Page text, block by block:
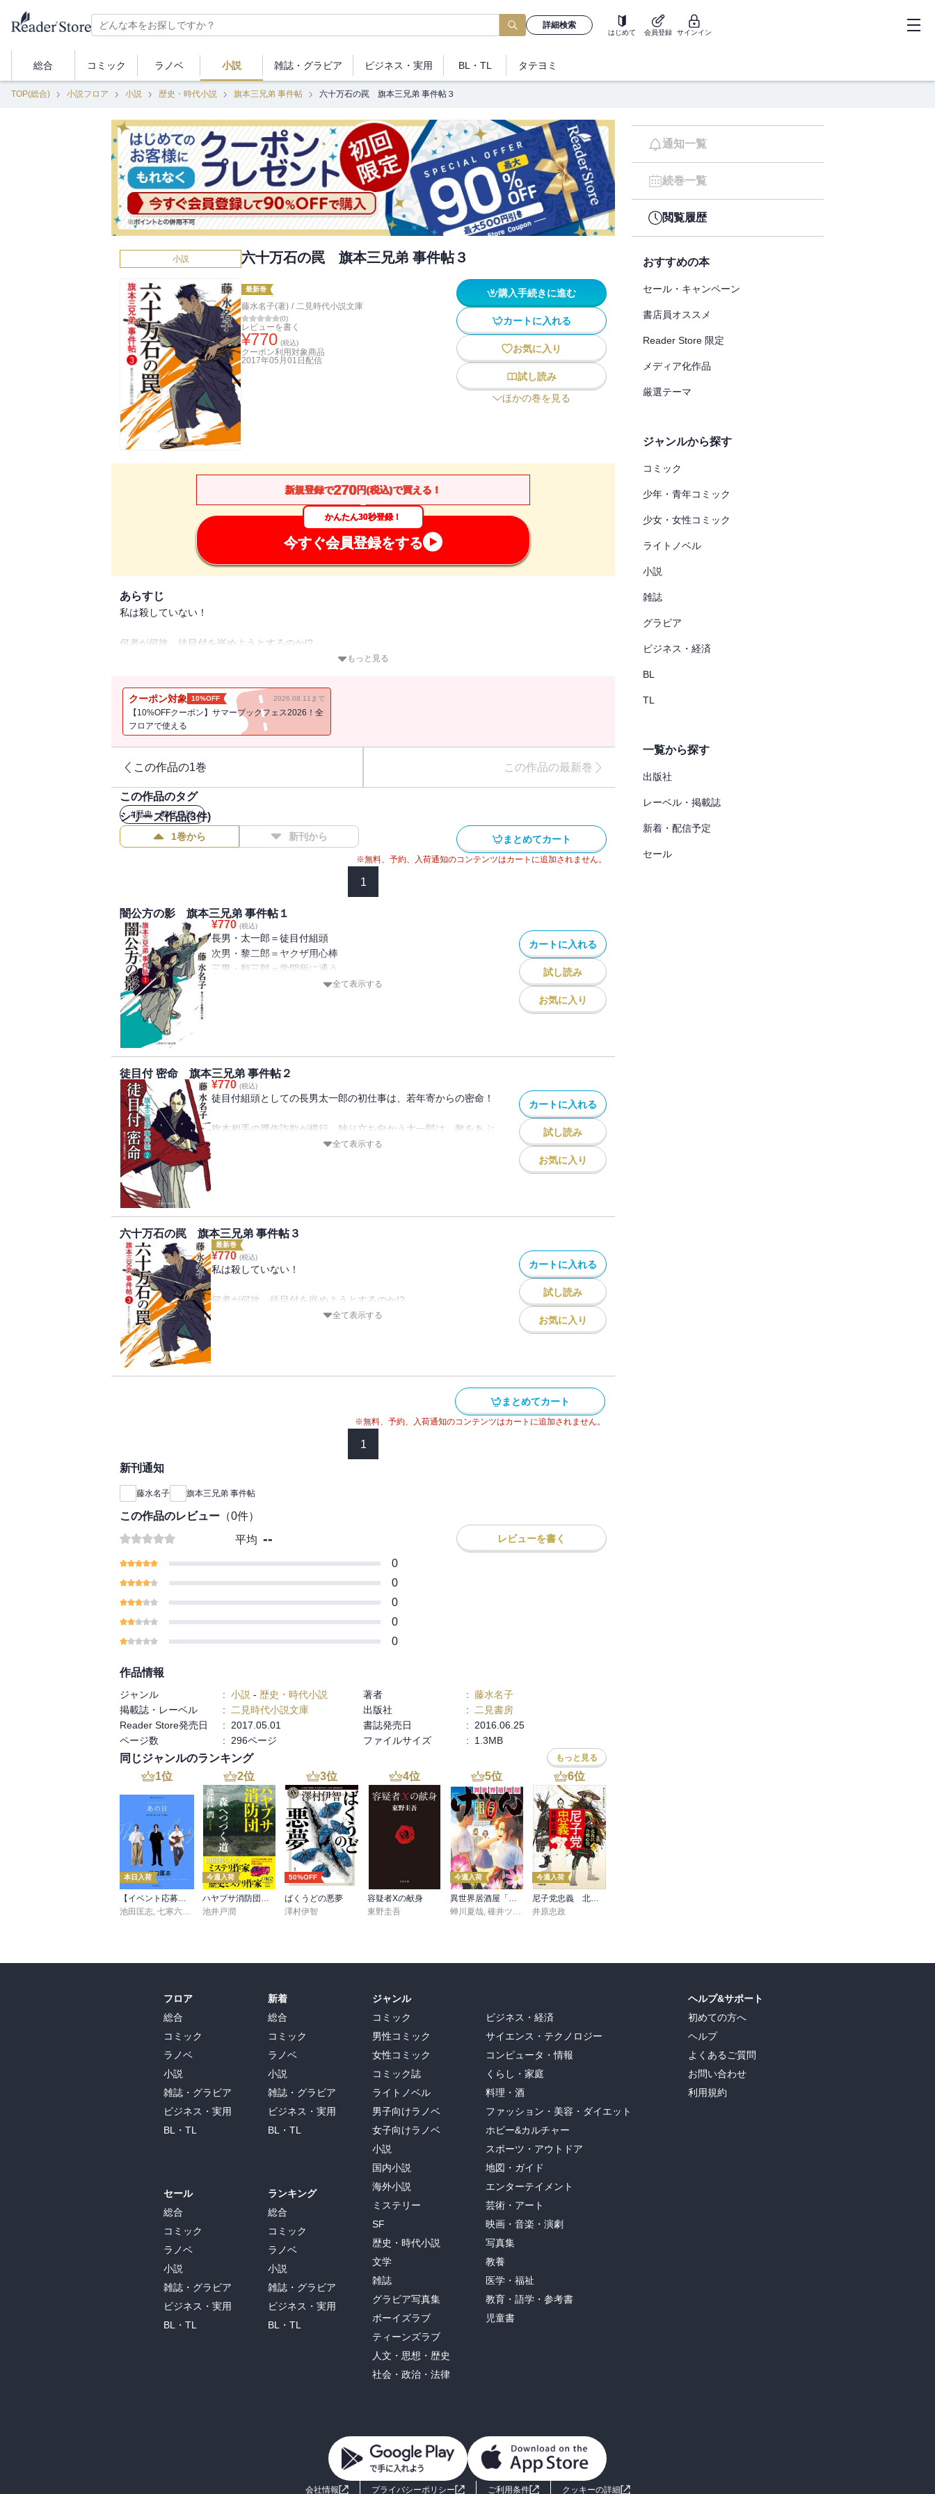
詳細検索
はじめて 会員登録 サインイン
総合 コミック ラノベ 小説 雑誌・ グラビア ビジネス ・実用 BL・TL タテヨミ
TOP(総合) 小説フロア 小説 歴史・時代小説 旗本三兄弟 事件帖 六十万石の罠 旗本三兄弟 事件帖３
小説 六十万石の罠 旗本三兄弟 事件帖３
最新巻
藤水名子(著) / 二見時代小説文庫
(0)
レビューを書く
¥770 (税込)
クーポン利用対象商品
2017年05月01日 配信
購入手続きに進む
カートに入れる
お気に入り
試し読み
ほかの巻を見る
新規登録で270円(税込)で買える！
かんたん30秒登録！
今すぐ会員登録をする
あらすじ
私は殺していない！
何者が何故、徒目付を嵌めようとするのか!?
尾行していた吟味役の死に、犯人として追われる太一郎。先々での不穏な事件……。お役目一筋が裏目の闇に、
徒目付組頭の来嶋太一郎は、勘定方吟味役与力の堀井玄次郎を尾行していたが、見失ってしまう。探すうちに血
を流して死んでいる玄次郎を見つけるが、殺しの下手人として追われることになってしまう。なぜ追われるの
か、身に覚えのない太一郎だったが、目付ゆえに役目を明らかにできないまま、きな臭い材木問屋ややくざ者、
巨大な闇も絡んできて……。
もっと見る
クーポン対象 10%OFF 2026.08.11まで
【10%OFFクーポン】サマーブックフェス2026！全
フロアで使える
この作品の1巻 この作品の最新巻
この作品のタグ
#歴史・時代小説
シリーズ作品(3件)
1巻から 新刊から まとめてカート
※無料、予約、入荷通知のコンテンツはカートに追加されません。
1
闇公方の影 旗本三兄弟 事件帖１
¥770 (税込)
長男・太一郎＝徒目付組頭
次男・黎二郎＝ヤクザ用心棒
三男・順三郎＝学問所に通う
突然、襲われる母親。闇公方とはいったい……？ 三兄弟の戦い
が始まる！
三百石の旗本来嶋家には、徒目付組頭の長男・太一郎、部屋住み
ながらヤクザの用心棒の次男・黎二郎、学問所に通う三男・順三
全て表示する
カートに入れる
試し読み
お気に入り
徒目付 密命 旗本三兄弟 事件帖２
¥770 (税込)
徒目付組頭としての長男太一郎の初仕事は、若年寄からの密命！
旗本相手の贋作詐欺が横行、独り立ち向かう太一郎は、敵をあぶ
りだそうとするが、逆に襲われてしまい……。
らえよとの密命を受ける。黎二郎の手も借りて一味をあぶりだそ
うとするが、逆に敵の術中にはまり、襲われてしまう。裏に幕閣
に関わる陰謀？ 太一郎必死の戦い！
全て表示する
カートに入れる
試し読み
お気に入り
六十万石の罠 旗本三兄弟 事件帖３
最新巻
¥770 (税込)
私は殺していない！
何者が何故、徒目付を嵌めようとするのか!?
尾行していた吟味役の死に、犯人として追われる太一郎。先々で
徒目付組頭の来嶋太一郎は、勘定方吟味役与力の堀井玄次郎を尾
行していたが、見失ってしまう。探すうちに血を流して死んでい
る玄次郎を見つけるが、殺しの下手人として追われることになっ
てしまう。なぜ追われるのか、身に覚えのない太一郎だったが、
目付ゆえに役目を明らかにできないまま、きな臭い材木問屋やや
全て表示する
カートに入れる
試し読み
お気に入り
まとめてカート
※無料、予約、入荷通知のコンテンツはカートに追加されません。
1
新刊通知
藤水名子 旗本三兄弟 事件帖
この作品のレビュー （0件）
平均 -- レビューを書く
0
0
0
0
0
作品情報
ジャンル : 小説 - 歴史・時代小説 著者 : 藤水名子
掲載誌・レーベル
: 二見時代小説文庫 出版社 : 二見書房
Reader Store発売日
: 2017.05.01 書誌発売日 : 2016.06.25
ページ数
: 296ページ ファイルサイズ : 1.3MB
同じジャンルのランキング もっと見る
1位
本日入荷
池田匡志 七寒六温 konoko58,
2位
今週入荷
池井戸潤
3位
50%OFF
ばくうどの悪夢
澤村伊智
4位
容疑者Xの献身
東野圭吾
5位
今週入荷
蝉川夏哉, 碓井ツカサ
6位
今週入荷
井原忠政
通知一覧
続巻一覧
閲覧履歴
おすすめの本
セール・キャンペーン
書店員オススメ
Reader Store 限定
メディア化作品
厳選テーマ
ジャンルから探す
コミック
少年・青年コミック
少女・女性コミック
ライトノベル
小説
雑誌
グラビア
ビジネス・経済
BL
TL
一覧から探す
出版社
レーベル・掲載誌
新着・配信予定
セール
フロア
総合
コミック
ラノベ
小説
雑誌・グラビア
ビジネス・実用
BL・TL
セール
総合
コミック
ラノベ
小説
雑誌・グラビア
ビジネス・実用
BL・TL
新着
総合
コミック
ラノベ
小説
雑誌・グラビア
ビジネス・実用
BL・TL
ランキング
総合
コミック
ラノベ
小説
雑誌・グラビア
ビジネス・実用
BL・TL
ジャンル
コミック
男性コミック
女性コミック
コミック誌
ライトノベル
男子向けラノベ
女子向けラノベ
小説
国内小説
海外小説
ミステリー
SF
歴史・時代小説
文学
雑誌
グラビア写真集
ボーイズラブ
ティーンズラブ
人文・思想・歴史
社会・政治・法律
ビジネス・経済
サイエンス・テクノロジー
コンピュータ・情報
くらし・家庭
料理・酒
ファッション・美容・ダイエット
ホビー&カルチャー
スポーツ・アウトドア
地図・ガイド
エンターテイメント
芸術・アート
映画・音楽・演劇
写真集
教養
医学・福祉
教育・語学・参考書
児童書
ヘルプ&サポート
初めての方へ
ヘルプ
よくあるご質問
お問い合わせ
利用規約
会社情報 プライバシーポリシー ご利用条件 クッキーの詳細